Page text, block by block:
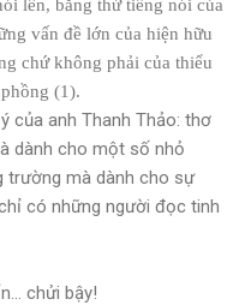
lên, bằng thứ tiếng nói của
vấn đề lớn của hiện hữu
chứ không phải của thiểu
(1).
của anh Thanh Thảo: thơ
dành cho một số nhỏ
trường mà dành cho sự
có những người đọc tinh
chửi bậy!